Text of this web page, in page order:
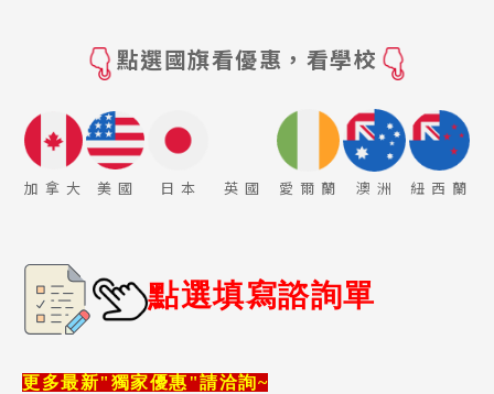
點選國旗看優惠，看學校
加 拿 大 美 國 日 本 英 國 愛 爾 蘭 澳 洲 紐 西 蘭
點選填寫諮詢單
更多最新"獨家優惠"請洽詢~